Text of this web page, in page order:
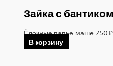
Зайка с бантиком
Ёлочные папье-маше 750₽
В корзину